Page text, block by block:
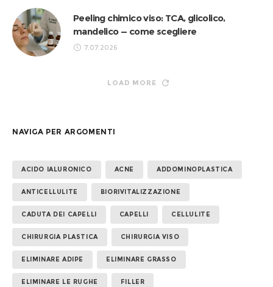
Peeling chimico viso: TCA, glicolico,
mandelico — come scegliere
7.07.2026
LOAD MORE
NAVIGA PER ARGOMENTI
ACIDO IALURONICO ACNE ADDOMINOPLASTICA
ANTICELLULITE BIORIVITALIZZAZIONE
CADUTA DEI CAPELLI CAPELLI CELLULITE
CHIRURGIA PLASTICA CHIRURGIA VISO
ELIMINARE ADIPE ELIMINARE GRASSO
ELIMINARE LE RUGHE FILLER